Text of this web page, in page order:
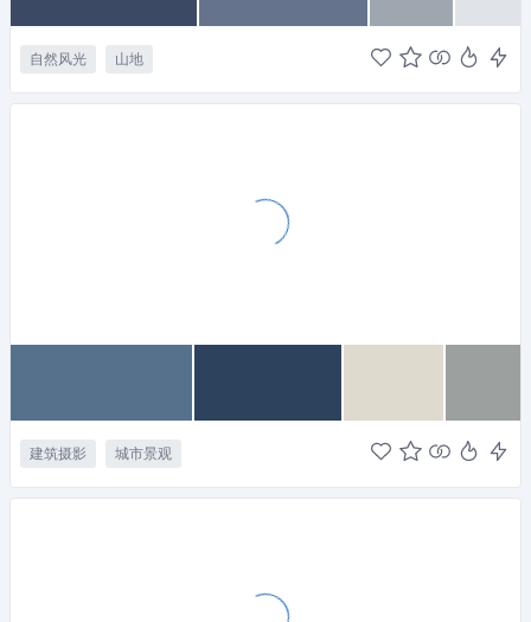
自然风光 山地
建筑摄影 城市景观